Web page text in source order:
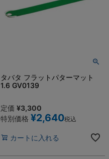
タバタ フラットパターマット
1.6 GV0139
定価 ¥3,300
特別価格 ¥2,640税込
カートに入れる